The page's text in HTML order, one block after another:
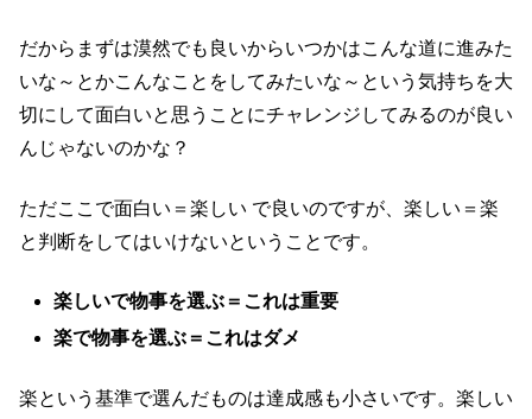
だからまずは漠然でも良いからいつかはこんな道に進みた
いな～とかこんなことをしてみたいな～という気持ちを大
切にして面白いと思うことにチャレンジしてみるのが良い
んじゃないのかな？
ただここで面白い＝楽しい で良いのですが、楽しい＝楽
と判断をしてはいけないということです。
楽しいで物事を選ぶ＝これは重要
楽で物事を選ぶ＝これはダメ
楽という基準で選んだものは達成感も小さいです。楽しい